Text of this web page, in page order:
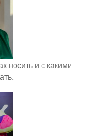
носить и с какими